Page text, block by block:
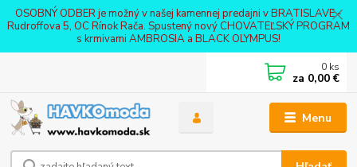
OSOBNÝ ODBER je možný v našej kamennej predajni v BRATISLAVE -
Rudroffova 5, OC Rínok Rača. Spustený nový CHOVATEĽSKÝ PROGRAM
s krmivami AMBROSIA a BLACK OLYMPUS!
Menu
0 ks
za 0,00 €